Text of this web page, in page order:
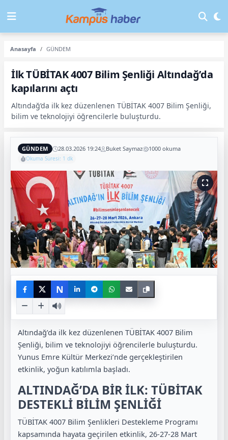
Anasayfa GÜNDEM
İlk TÜBİTAK 4007 Bilim Şenliği Altındağ’da
kapılarını açtı
Altındağ’da ilk kez düzenlenen TÜBİTAK 4007 Bilim Şenliği,
bilim ve teknolojiyi öğrencilerle buluşturdu.
GÜNDEM 28.03.2026 19:24 Buket Saymaz 1000 okuma
Okuma Süresi: 1 dk
N
Altındağ’da ilk kez düzenlenen TÜBİTAK 4007 Bilim
Şenliği, bilim ve teknolojiyi öğrencilerle buluşturdu.
Yunus Emre Kültür Merkezi’nde gerçekleştirilen
etkinlik, yoğun katılımla başladı.
ALTINDAĞ’DA BİR İLK: TÜBİTAK
DESTEKLİ BİLİM ŞENLİĞİ
TÜBİTAK 4007 Bilim Şenlikleri Destekleme Programı
kapsamında hayata geçirilen etkinlik, 26-27-28 Mart